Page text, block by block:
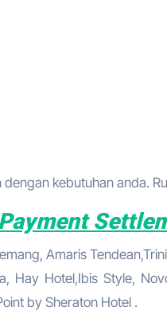
kebutuhan anda.
Amaris
Hay Hotel,Ibis Style,
by Sheraton Hotel .